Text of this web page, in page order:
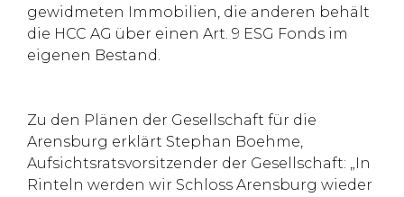
gewidmeten Immobilien, die anderen behält
die HCC AG über einen Art. 9 ESG Fonds im
eigenen Bestand.
Zu den Plänen der Gesellschaft für die
Arensburg erklärt Stephan Boehme,
Aufsichtsratsvorsitzender der Gesellschaft: „In
Rinteln werden wir Schloss Arensburg wieder